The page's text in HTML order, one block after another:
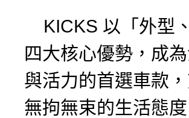
KICKS 以「外型
四大核心優勢，成
與活力的首選車款
無拘無束的生活態